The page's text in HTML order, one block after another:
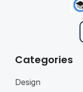
Categories
Design